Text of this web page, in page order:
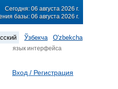
Сегодня: 06 августа 2026 г.
базы: 06 августа 2026 г.
Ўзбекча O'zbekcha
язык интерфейса
Вход / Регистрация